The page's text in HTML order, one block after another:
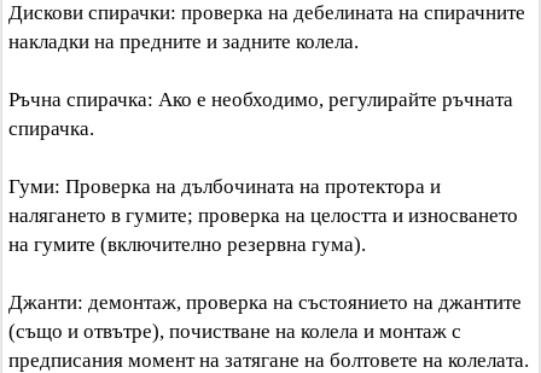
Дискови спирачки: проверка на дебелината на спирачните
накладки на предните и задните колела.
Ръчна спирачка: Ако е необходимо, регулирайте ръчната
спирачка.
Гуми: Проверка на дълбочината на протектора и
налягането в гумите; проверка на целостта и износването
на гумите (включително резервна гума).
Джанти: демонтаж, проверка на състоянието на джантите
(също и отвътре), почистване на колела и монтаж с
предписания момент на затягане на болтовете на колелата.